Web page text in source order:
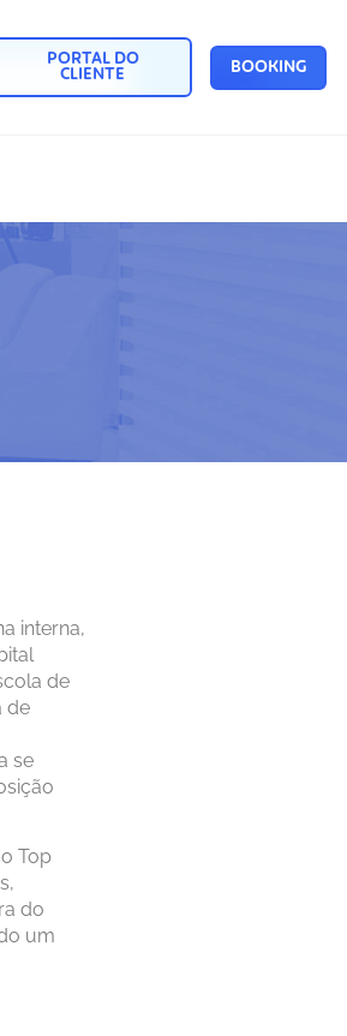
PORTAL DO
CLIENTE
BOOKING
interna,
de
de
se
Top
do
um